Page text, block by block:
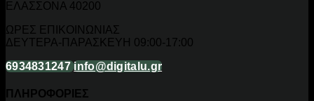
ΕΛΑΣΣΟΝΑ 40200
ΩΡΕΣ ΕΠΙΚΟΙΝΩΝΙΑΣ
ΔΕΥΤΕΡΑ-ΠΑΡΑΣΚΕΥΗ 09:00-17:00
6934831247 info@digitalu.gr
ΠΛΗΡΟΦΟΡΙΕΣ